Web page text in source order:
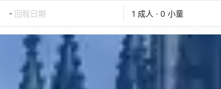
- 回程日期 1 成人 · 0 小童